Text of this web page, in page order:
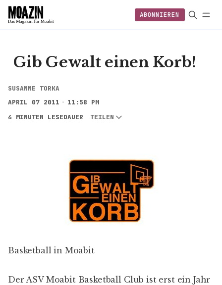
ABONNIEREN
EINLOGGEN
ABONNIEREN FOLGEN
Gib Gewalt einen Korb!
SUSANNE TORKA
APRIL 07 2011
11:58 PM
4 MINUTEN LESEDAUER
TEILEN
Basketball in Moabit
Der ASV Moabit Basketball Club ist erst ein Jahr